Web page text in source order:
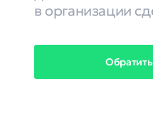
в организации